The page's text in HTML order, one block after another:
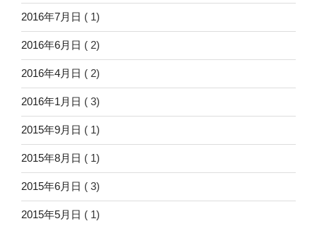
2016年7月日 ( 1)
2016年6月日 ( 2)
2016年4月日 ( 2)
2016年1月日 ( 3)
2015年9月日 ( 1)
2015年8月日 ( 1)
2015年6月日 ( 3)
2015年5月日 ( 1)